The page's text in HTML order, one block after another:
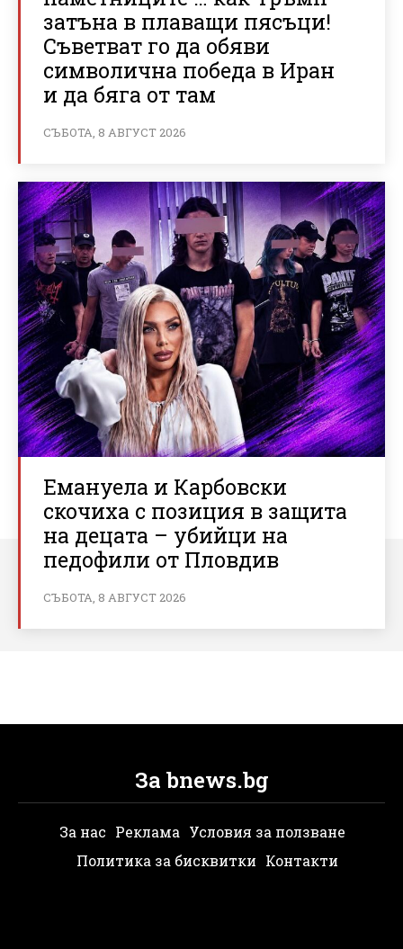
затъна в плаващи пясъци!
Съветват го да обяви
символична победа в Иран
и да бяга от там
СЪБОТА, 8 АВГУСТ 2026
Емануела и Карбовски
скочиха с позиция в защита
на децата – убийци на
педофили от Пловдив
СЪБОТА, 8 АВГУСТ 2026
За bnews.bg
За нас Реклама Условия за ползване
Политика за бисквитки Контакти